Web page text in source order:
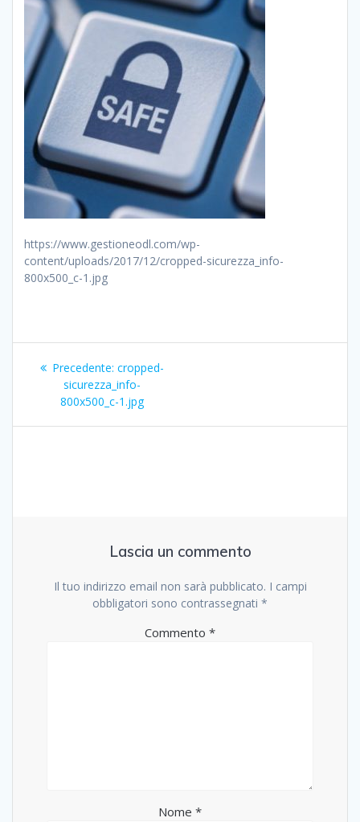
https://www.gestioneodl.com/wp-
content/uploads/2017/12/cropped-sicurezza_info-
800x500_c-1.jpg
Navigazione
articoli
Precedente: Articolo
precedente:
cropped-
sicurezza_info-
800x500_c-1.jpg
Lascia un commento
Il tuo indirizzo email non sarà pubblicato. I campi
obbligatori sono contrassegnati *
Commento *
Nome *